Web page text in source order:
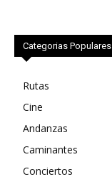
Categorias Populares
Rutas
Cine
Andanzas
Caminantes
Conciertos